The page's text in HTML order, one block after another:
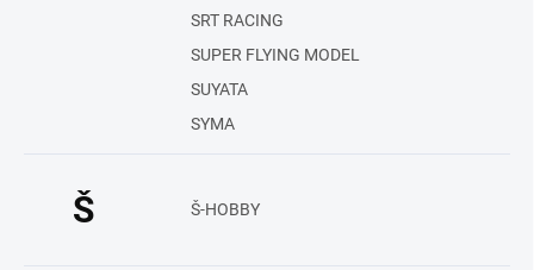
SRT RACING
SUPER FLYING MODEL
SUYATA
SYMA
Š Š-HOBBY